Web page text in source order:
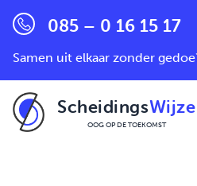
085 – 0 16 15 17
Samen uit elkaar zonder
ScheidingsWijze
OOG OP DE TOEKOMST